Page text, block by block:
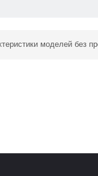
моделей